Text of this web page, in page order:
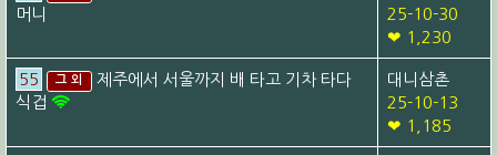
머니
25-10-30
❤ 1,230
55 그 외
제주에서 서울까지 배 타고 기차 타다
식겁
대니삼촌
25-10-13
❤ 1,185